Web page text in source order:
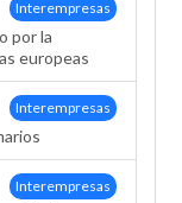
Interempresas
por la
europeas
Interempresas
Interempresas